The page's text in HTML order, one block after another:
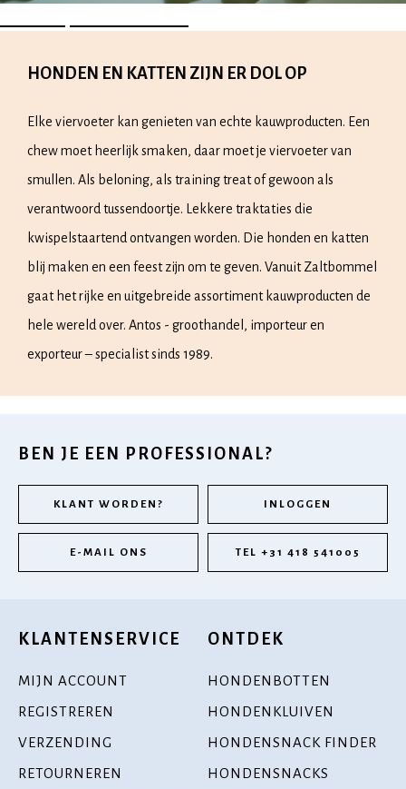
HONDEN EN KATTEN ZIJN ER DOL OP
Elke viervoeter kan genieten van echte kauwproducten. Een
chew moet heerlijk smaken, daar moet je viervoeter van
smullen. Als beloning, als training treat of gewoon als
verantwoord tussendoortje. Lekkere traktaties die
kwispelstaartend ontvangen worden. Die honden en katten
blij maken en een feest zijn om te geven. Vanuit Zaltbommel
gaat het rijke en uitgebreide assortiment kauwproducten de
hele wereld over. Antos - groothandel, importeur en
exporteur – specialist sinds 1989.
BEN JE EEN PROFESSIONAL?
KLANT WORDEN? INLOGGEN
E-MAIL ONS TEL +31 418 541005
KLANTENSERVICE
MIJN ACCOUNT
REGISTREREN
VERZENDING
RETOURNEREN
ONTDEK
HONDENBOTTEN
HONDENKLUIVEN
HONDENSNACK FINDER
HONDENSNACKS